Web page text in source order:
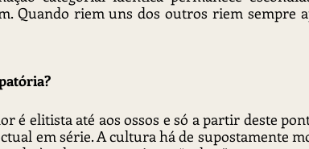
Quando riem uns dos outros riem sempre
é elitista até aos ossos e só a partir deste
em série. A cultura há de supostamente